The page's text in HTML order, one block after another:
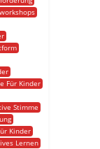
Für Kinder
Stimme
Kinder
Lernen